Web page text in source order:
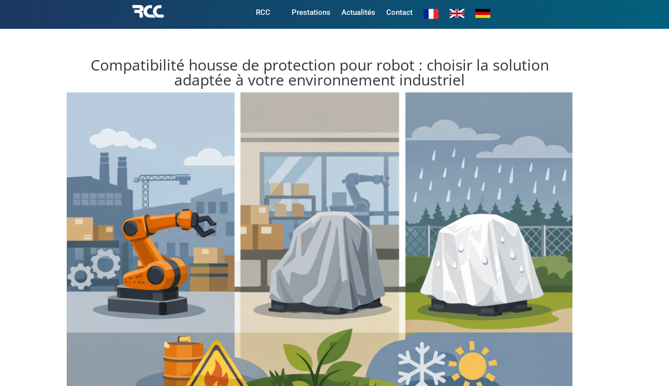
RCC Prestations Actualités Contact
Compatibilité housse de protection pour robot : choisir la solution
adaptée à votre environnement industriel